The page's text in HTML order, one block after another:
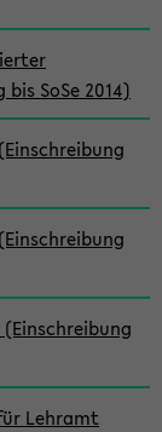
SoSe 2014)
Lehramt